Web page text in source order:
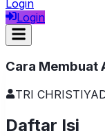
Login
Login
Cara Membuat
TRI
Daftar Isi